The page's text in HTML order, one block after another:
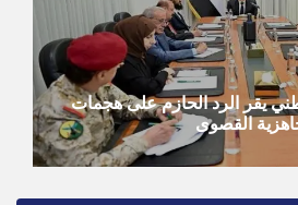
يقر الرد الحازم على هجمات
القصوى